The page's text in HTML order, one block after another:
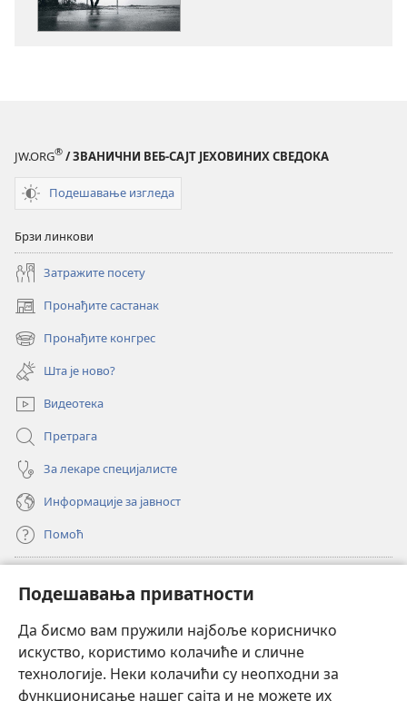
Подешавања приватности
Да бисмо вам пружили најбоље корисничко
искуство, користимо колачиће и сличне
технологије. Неки колачићи су неопходни за
функционисање нашег сајта и не можете их
менталним
JW.ORG® / ЗВАНИЧНИ ВЕБ-САЈТ ЈЕХОВИНИХ СВЕДОКА
Подешавање изгледа
Брзи линкови
Затражите посету
Пронађите састанак
(отвара
нови
прозор)
Пронађите конгрес
(отвара
нови
прозор)
Шта је ново?
Видеотека
Претрага
За лекаре специјалисте
Информације за јавност
Помоћ
(отвара
нови
прозор)ОНЛАЈН БИБЛИОТЕКА Watchtower
(отвара
нови
прозор)JW Hub®
(отвара
нови